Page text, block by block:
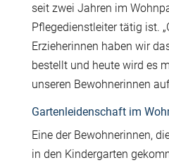
seit zwei Jahren im
Pflegedienstleiter tätig ist.
Erzieherinnen haben wir
bestellt und heute wird es
unseren Bewohnerinnen
Gartenleidenschaft im
Eine der Bewohnerinnen,
in den Kindergarten